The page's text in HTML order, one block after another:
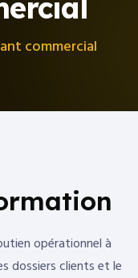
commercial
opérationnel à
dossiers clients et le